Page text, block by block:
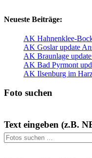
Neueste Beiträge:
AK Hahnenklee-
AK Goslar update
AK Braunlage
AK Bad Pyrmont
AK Ilsenburg im
Foto suchen
Text eingeben (z.B.
Suchen